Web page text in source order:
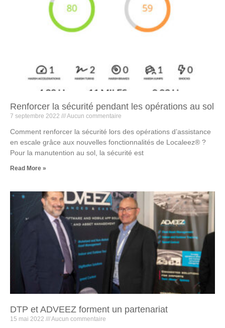
Renforcer la sécurité pendant les opérations au sol
7 septembre 2022 Aucun commentaire
Comment renforcer la sécurité lors des opérations d’assistance
en escale grâce aux nouvelles fonctionnalités de Localeez® ?
Pour la manutention au sol, la sécurité est
Read More »
DTP et ADVEEZ forment un partenariat
15 mai 2022 Aucun commentaire